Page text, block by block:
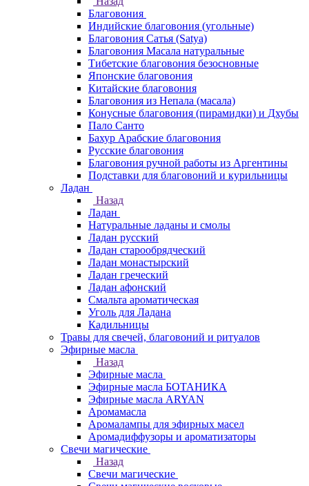
Благовония
Индийские благовония (угольные)
Благовония Сатья (Satya)
Благовония Масала натуральные
Тибетские благовония безосновные
Японские благовония
Китайские благовония
Благовония из Непала (масала)
Конусные благовония (пирамидки) и Дхубы
Пало Санто
Бахур Арабские благовония
Русские благовония
Благовония ручной работы из Аргентины
Подставки для благовоний и курильницы
Ладан
Назад
Ладан
Натуральные ладаны и смолы
Ладан русский
Ладан старообрядческий
Ладан монастырский
Ладан греческий
Ладан афонский
Смальта ароматическая
Уголь для Ладана
Кадильницы
Травы для свечей, благовоний и ритуалов
Эфирные масла
Назад
Эфирные масла
Эфирные масла БОТАНИКА
Эфирные масла ARYAN
Аромамасла
Аромалампы для эфирных масел
Аромадиффузоры и ароматизаторы
Свечи магические
Назад
Свечи магические